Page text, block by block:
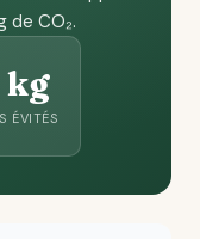
de CO₂.
kg
ÉVITÉS